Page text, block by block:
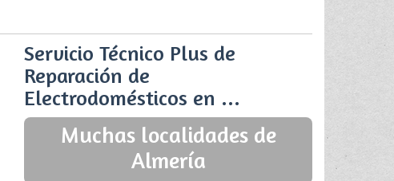
Servicio Técnico Plus de
Reparación de
Electrodomésticos en ...
Muchas localidades de
Almería